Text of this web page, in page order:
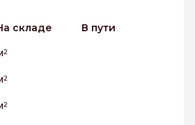
складе
В пути
2
2
2